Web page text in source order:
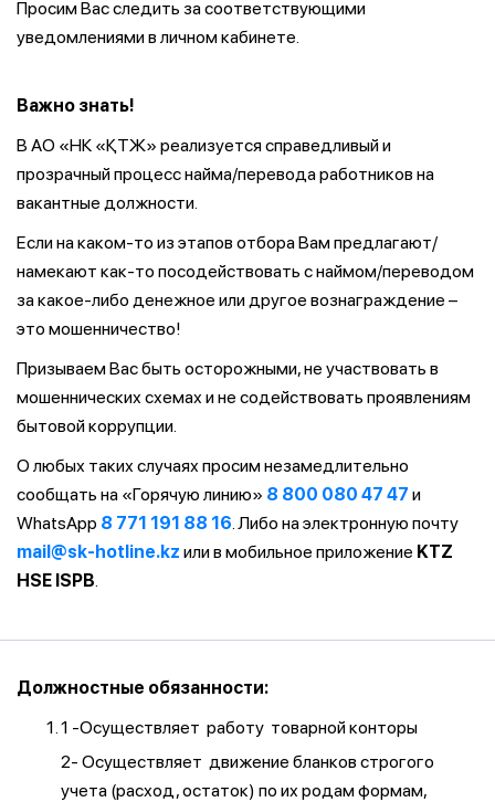
Просим Вас следить за соответствующими
уведомлениями в личном кабинете.
Важно знать!
В АО «НК «ҚТЖ» реализуется справедливый и
прозрачный процесс найма/перевода работников на
вакантные должности.
Если на каком-то из этапов отбора Вам предлагают/
намекают как-то посодействовать с наймом/переводом
за какое-либо денежное или другое вознаграждение –
это мошенничество!
Призываем Вас быть осторожными, не участвовать в
мошеннических схемах и не содействовать проявлениям
бытовой коррупции.
О любых таких случаях просим незамедлительно
сообщать на «Горячую линию» 8 800 080 47 47 и
WhatsApp 8 771 191 88 16. Либо на электронную почту
mail@sk-hotline.kz или в мобильное приложение KTZ
HSE ISPB.
Должностные обязанности:
1 -Осуществляет работу товарной конторы
2- Осуществляет движение бланков строгого
учета (расход, остаток) по их родам формам,